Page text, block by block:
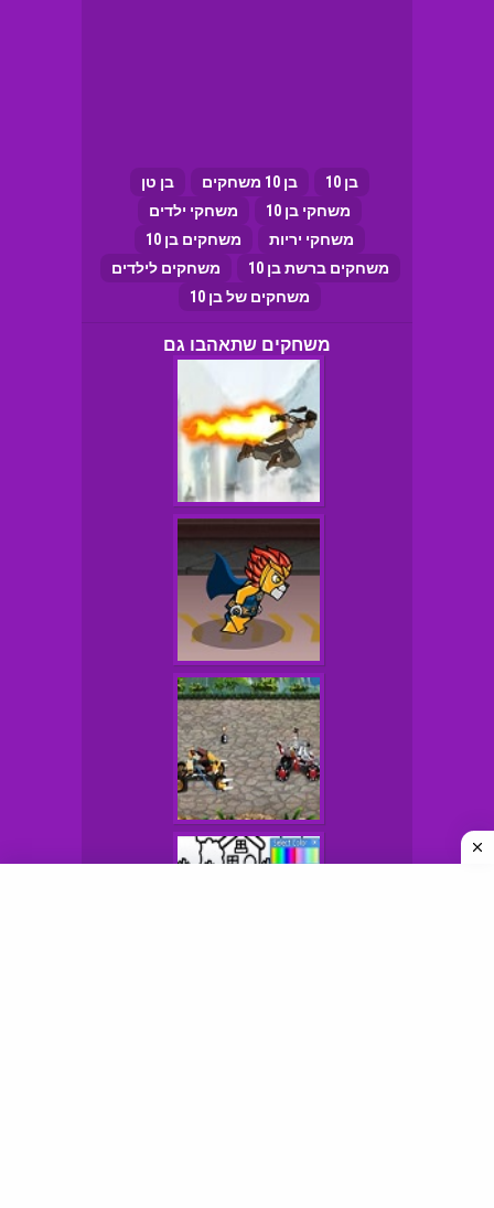
בן 10 בן 10 משחקים
בן טן
משחקי בן 10
משחקי ילדים
משחקי יריות
משחקים בן 10
משחקים ברשת בן 10
משחקים לילדים
משחקים של בן 10
משחקים שתאהבו גם